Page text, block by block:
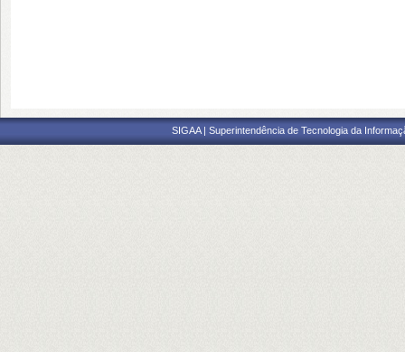
SIGAA | Superintendência de Tecnologia da